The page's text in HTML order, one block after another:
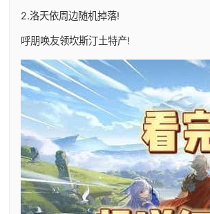
2.洛天依周边随机掉落!
呼朋唤友领坎斯汀土特产!